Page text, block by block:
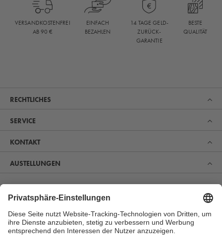
VERSANDKOSTENFREI
AB 90 €
EINFACH
BEZAHLEN
14 TAGE GELD-
ZURÜCK-
GARANTIE
BESTE
QUALITÄT
Erfahren Sie, was uns zum Marktführer im Bereich Sauna,
Pool und Spa gemacht hat. Und entdecken Sie, warum
sich immer mehr Menschen für unsere Produkte zur
perfekten Erholung und Gesundheitsvorsorge begeistern.
MEHR ERFAHREN
RECHTLICHES
SERVICE
KONTAKT
AUSTELLUNGEN